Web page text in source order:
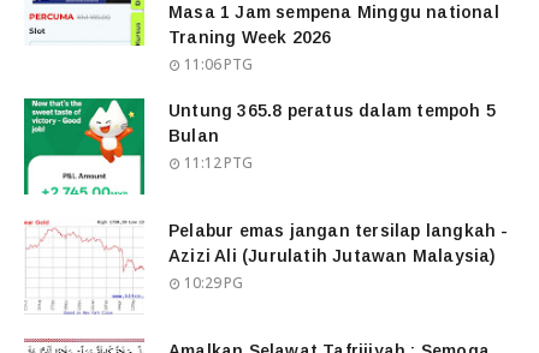
Masa 1 Jam sempena Minggu national
Traning Week 2026
11:06 PTG
Untung 365.8 peratus dalam tempoh 5
Bulan
11:12 PTG
Pelabur emas jangan tersilap langkah -
Azizi Ali (Jurulatih Jutawan Malaysia)
10:29 PG